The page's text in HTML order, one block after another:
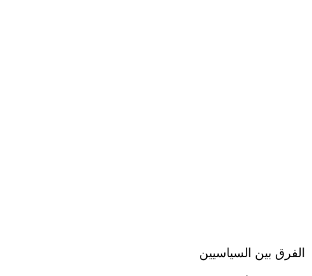
الفرق بين السياسيين